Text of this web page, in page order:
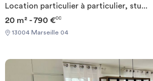
Location particulier à particulier, stu...
20 m² - 790 €CC
13004 Marseille 04